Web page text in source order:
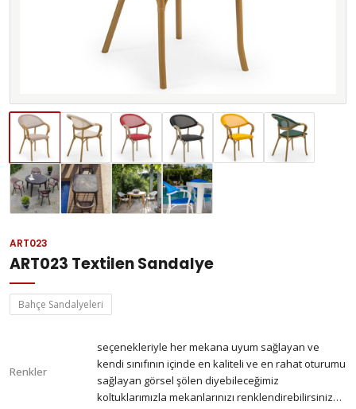
ART023
ART023 Textilen Sandalye
Bahçe Sandalyeleri
Renkler
seçenekleriyle her mekana uyum sağlayan ve
kendi sınıfının içinde en kaliteli ve en rahat oturumu
sağlayan görsel şölen diyebileceğimiz
koltuklarımızla mekanlarınızı renklendirebilirsiniz…